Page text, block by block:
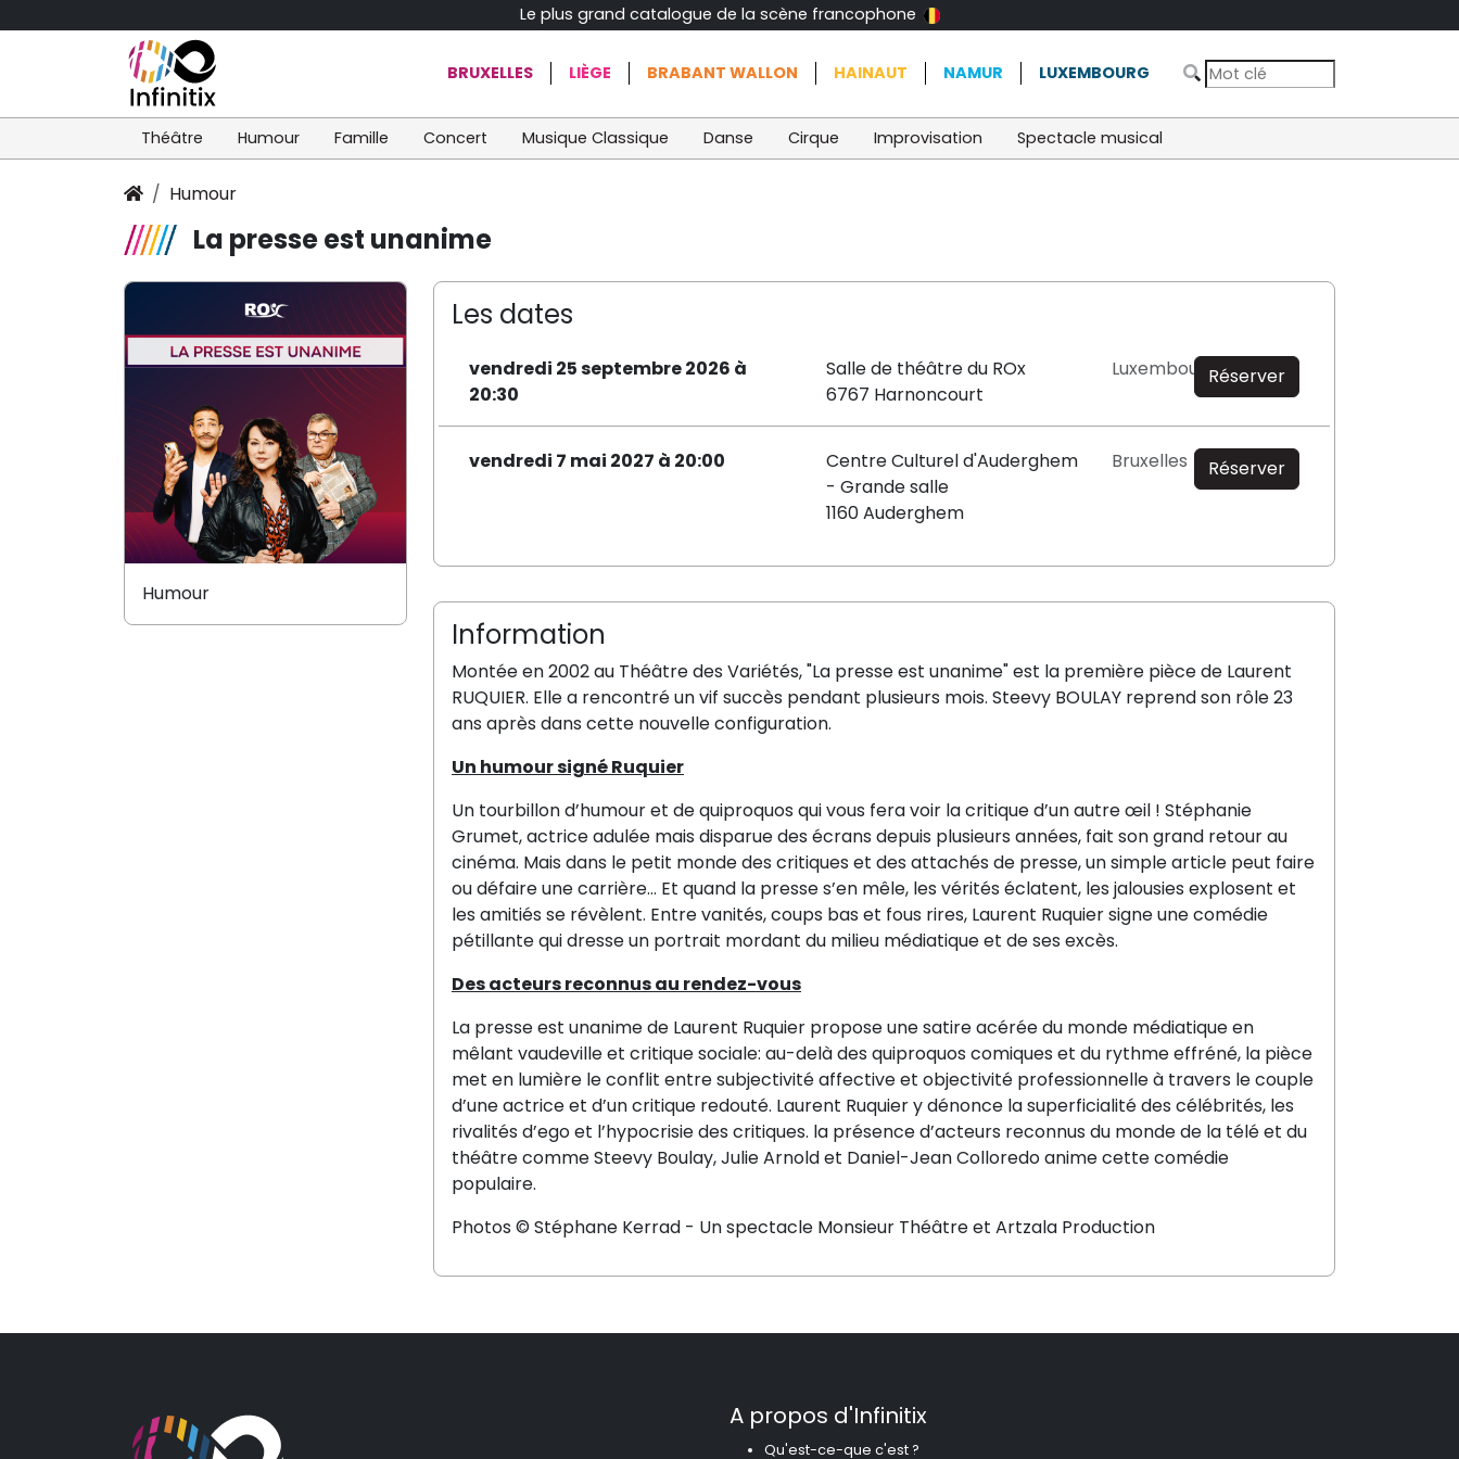
Le plus grand catalogue de la scène francophone
BRUXELLES LIÈGE BRABANT WALLON HAINAUT NAMUR LUXEMBOURG
Théâtre Humour Famille Concert Musique Classique Danse Cirque Improvisation Spectacle musical
Humour
La presse est unanime
Les dates
vendredi 25 septembre 2026 à
20:30
Salle de théâtre du ROx
6767 Harnoncourt
LuxembourgRéserver
vendredi 7 mai 2027 à 20:00
Centre Culturel d'Auderghem
- Grande salle
1160 Auderghem
Bruxelles Réserver
Information
Montée en 2002 au Théâtre des Variétés, "La presse est unanime" est la première pièce de Laurent
RUQUIER. Elle a rencontré un vif succès pendant plusieurs mois. Steevy BOULAY reprend son rôle 23
ans après dans cette nouvelle configuration.
Un humour signé Ruquier
Un tourbillon d’humour et de quiproquos qui vous fera voir la critique d’un autre œil ! Stéphanie
Grumet, actrice adulée mais disparue des écrans depuis plusieurs années, fait son grand retour au
cinéma. Mais dans le petit monde des critiques et des attachés de presse, un simple article peut faire
ou défaire une carrière… Et quand la presse s’en mêle, les vérités éclatent, les jalousies explosent et
les amitiés se révèlent. Entre vanités, coups bas et fous rires, Laurent Ruquier signe une comédie
pétillante qui dresse un portrait mordant du milieu médiatique et de ses excès.
Des acteurs reconnus au rendez-vous
La presse est unanime de Laurent Ruquier propose une satire acérée du monde médiatique en
mêlant vaudeville et critique sociale: au-delà des quiproquos comiques et du rythme effréné, la pièce
met en lumière le conflit entre subjectivité affective et objectivité professionnelle à travers le couple
d’une actrice et d’un critique redouté. Laurent Ruquier y dénonce la superficialité des célébrités, les
rivalités d’ego et l’hypocrisie des critiques. la présence d’acteurs reconnus du monde de la télé et du
théâtre comme Steevy Boulay, Julie Arnold et Daniel-Jean Colloredo anime cette comédie
populaire.
Photos © Stéphane Kerrad - Un spectacle Monsieur Théâtre et Artzala Production
Humour
A propos d'Infinitix
Qu'est-ce-que c'est ?